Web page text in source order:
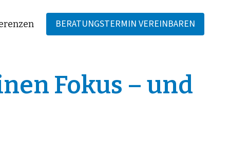
BERATUNGSTERMIN VEREINBAREN
Fokus – und